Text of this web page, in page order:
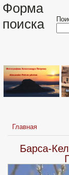
Форма
поиска
Главная
Барса-